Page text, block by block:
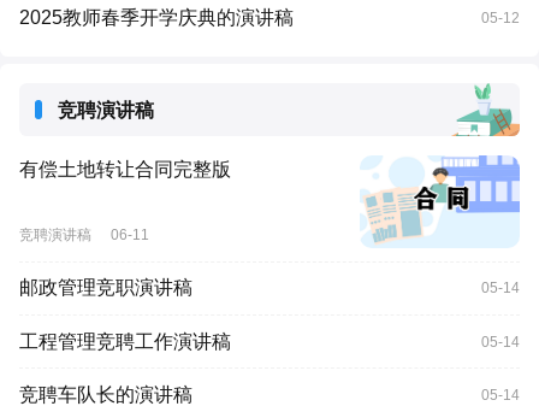
2025教师春季开学庆典的演讲稿 05-12
竞聘演讲稿
有偿土地转让合同完整版
竞聘演讲稿 06-11
邮政管理竞职演讲稿 05-14
工程管理竞聘工作演讲稿 05-14
竞聘车队长的演讲稿 05-14